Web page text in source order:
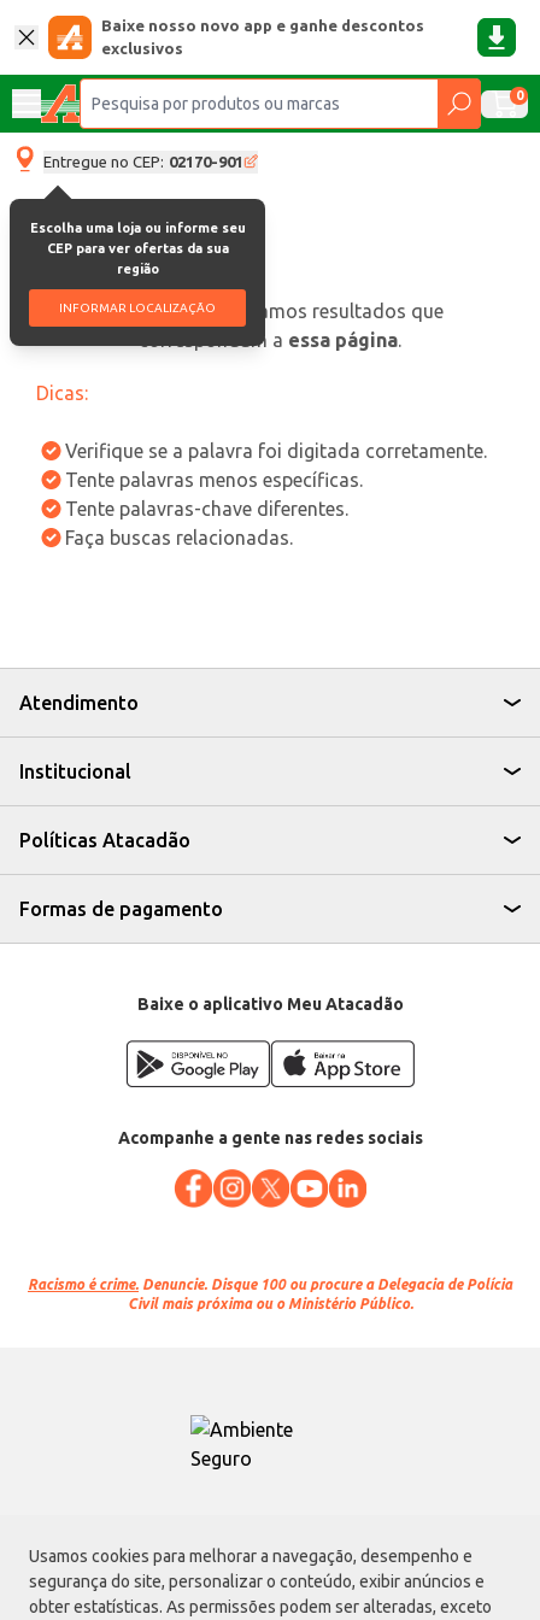
Usamos cookies para melhorar a navegação, desempenho e
segurança do site, personalizar o conteúdo, exibir anúncios e
obter estatísticas. As permissões podem ser alteradas, exceto
Baixe nosso novo app e ganhe descontos
exclusivos
0
Entregue no CEP: 02170-901
Escolha uma loja ou informe seu
CEP para ver ofertas da sua
região
INFORMAR LOCALIZAÇÃO
oops, não encontramos resultados que
correspondam a essa página.
Dicas:
Verifique se a palavra foi digitada corretamente.
Tente palavras menos específicas.
Tente palavras-chave diferentes.
Faça buscas relacionadas.
Atendimento
Institucional
Políticas Atacadão
Formas de pagamento
Baixe o aplicativo Meu Atacadão
Acompanhe a gente nas redes sociais
Racismo é crime. Denuncie. Disque 100 ou procure a Delegacia de Polícia
Civil mais próxima ou o Ministério Público.
Atacadão S.A.
Avenida Morvan Dias de Figueiredo, 6169, Vila Maria, São Paulo - SP | CEP
02170-901 | CNPJ: 75.315.333/0001-09